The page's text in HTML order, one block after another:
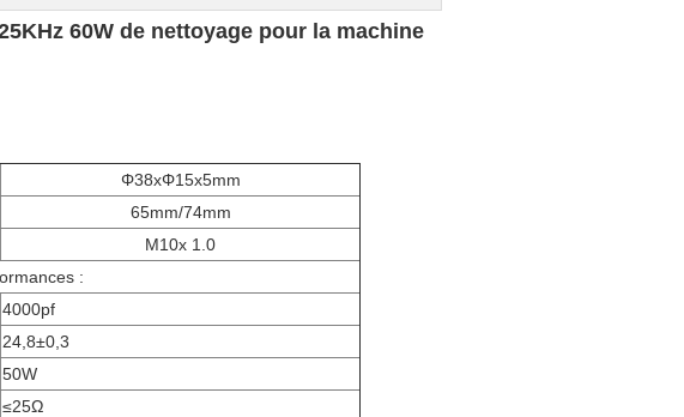
60W de nettoyage pour la machine
Φ38xΦ15x5mm
65mm/74mm
M10x 1.0
:
4000pf
24,8±0,3
50W
≤25Ω